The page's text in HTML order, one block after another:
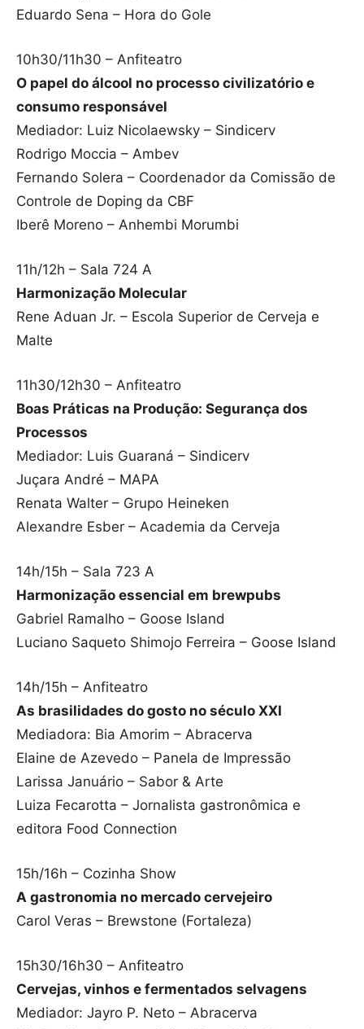
Eduardo Sena – Hora do Gole
10h30/11h30 – Anfiteatro
O papel do álcool no processo civilizatório e
consumo responsável
Mediador: Luiz Nicolaewsky – Sindicerv
Rodrigo Moccia – Ambev
Fernando Solera – Coordenador da Comissão de
Controle de Doping da CBF
Iberê Moreno – Anhembi Morumbi
11h/12h – Sala 724 A
Harmonização Molecular
Rene Aduan Jr. – Escola Superior de Cerveja e
Malte
11h30/12h30 – Anfiteatro
Boas Práticas na Produção: Segurança dos
Processos
Mediador: Luis Guaraná – Sindicerv
Juçara André – MAPA
Renata Walter – Grupo Heineken
Alexandre Esber – Academia da Cerveja
14h/15h – Sala 723 A
Harmonização essencial em brewpubs
Gabriel Ramalho – Goose Island
Luciano Saqueto Shimojo Ferreira – Goose Island
14h/15h – Anfiteatro
As brasilidades do gosto no século XXI
Mediadora: Bia Amorim – Abracerva
Elaine de Azevedo – Panela de Impressão
Larissa Januário – Sabor & Arte
Luiza Fecarotta – Jornalista gastronômica e
editora Food Connection
15h/16h – Cozinha Show
A gastronomia no mercado cervejeiro
Carol Veras – Brewstone (Fortaleza)
15h30/16h30 – Anfiteatro
Cervejas, vinhos e fermentados selvagens
Mediador: Jayro P. Neto – Abracerva